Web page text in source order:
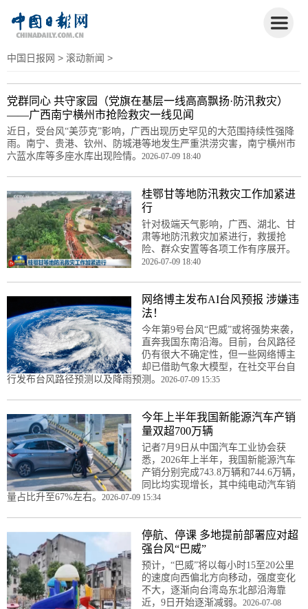
中国日报网 > 滚动新闻 >
党群同心 共守家园（党旗在基层一线高高飘扬·防汛救灾）
——广西南宁横州市抢险救灾一线见闻
近日，受台风“美莎克”影响，广西出现历史罕见的大范围持续性强降
雨。南宁、贵港、钦州、防城港等地发生严重洪涝灾害，南宁横州市
六蓝水库等多座水库出现险情。 2026-07-09 18:40
桂鄂甘等地防汛救灾工作加紧进
行
针对极端天气影响，广西、湖北、甘
肃等地防汛救灾加紧进行，救援抢
险、群众安置等各项工作有序展开。
2026-07-09 18:40
网络博主发布AI台风预报 涉嫌违
法！
今年第9号台风“巴威”或将强势来袭，
直奔我国东南沿海。目前，台风路径
仍有很大不确定性，但一些网络博主
却已借助气象大模型，在社交平台自
行发布台风路径预测以及降雨预测。 2026-07-09 15:35
今年上半年我国新能源汽车产销
量双超700万辆
记者7月9日从中国汽车工业协会获
悉，2026年上半年，我国新能源汽车
产销分别完成743.8万辆和744.6万辆，
同比均实现增长，其中纯电动汽车销
量占比升至67%左右。 2026-07-09 15:34
停航、停课 多地提前部署应对超
强台风“巴威”
预计，“巴威”将以每小时15至20公里
的速度向西偏北方向移动，强度变化
不大，逐渐向台湾岛东北部沿海靠
近，9日开始逐渐减弱。 2026-07-08